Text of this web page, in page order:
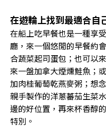
在遊輪上找到最適合自
在船上吃早餐也是一種享
廳，來一個悠閒的早餐約
合蔬菜起司蛋包；也可以
來一盤加拿大煙燻鮭魚；
加肉桂葡萄乾燕麥粥；想
親手製作的洋蔥蕃茄生菜
邊的好位置，再來杯香醇
特別。